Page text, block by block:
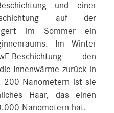
und einer
Beschichtung auf der
im Sommer ein
Im Winter
den
Innenwärme zurück in
Nanometern ist sie
Haar, das einen
Nanometern hat.